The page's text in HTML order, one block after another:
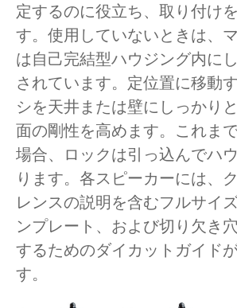
定するのに役立ち、取り付け
す。使用していないときは、
は自己完結型ハウジング内に
されています。定位置に移動
シを天井または壁にしっかり
面の剛性を高めます。これま
場合、ロックは引っ込んでハ
ります。各スピーカーには、
レンスの説明を含むフルサイ
ンプレート、および切り欠き
するためのダイカットガイド
す。